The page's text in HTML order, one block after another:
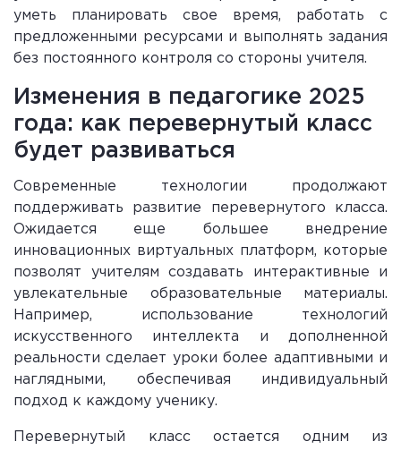
уметь планировать свое время, работать с
предложенными ресурсами и выполнять задания
без постоянного контроля со стороны учителя.
Изменения в педагогике 2025
года: как перевернутый класс
будет развиваться
Современные технологии продолжают
поддерживать развитие перевернутого класса.
Ожидается еще большее внедрение
инновационных виртуальных платформ, которые
позволят учителям создавать интерактивные и
увлекательные образовательные материалы.
Например, использование технологий
искусственного интеллекта и дополненной
реальности сделает уроки более адаптивными и
наглядными, обеспечивая индивидуальный
подход к каждому ученику.
Перевернутый класс остается одним из